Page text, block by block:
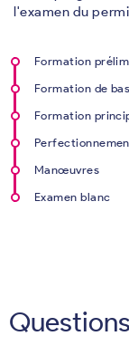
l'examen du
Formation
Formation de
Formation
Manœuvres
Examen blanc